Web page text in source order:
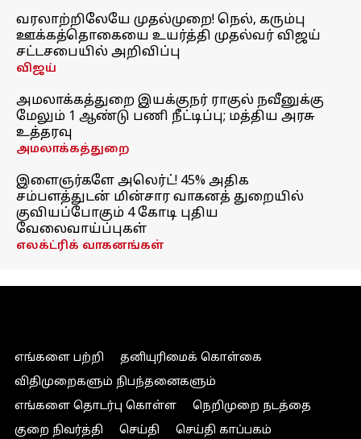
வரலாற்றிலேயே முதல்முறை! நெல், கரும்பு
ஊக்கத்தொகையை உயர்த்தி முதல்வர் விஜய்
சட்டசபையில் அறிவிப்பு
விஜய்
அமலாக்கத்துறை இயக்குநர் ராகுல் நவீனுக்கு
மேலும் 1 ஆண்டு பணி நீட்டிப்பு; மத்திய அரசு
உத்தரவு
அமலாக்கத்துறை
இளைஞர்களே அலெர்ட்! 45% அதிக
சம்பளத்துடன் மின்சார வாகனத் துறையில்
குவியப்போகும் 4 கோடி புதிய
வேலைவாய்ப்புகள்
எலக்ட்ரிக் வாகனங்கள்
எங்களை பற்றி
தனியுரிமைக் கொள்கை
விதிமுறைகளும் நிபந்தனைகளும்
எங்களை தொடர்பு கொள்ள
நெறிமுறை நடத்தை
குறை நிவர்த்தி
செய்தி செய்தி காப்பகம்